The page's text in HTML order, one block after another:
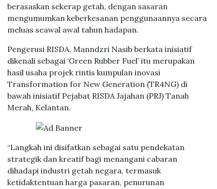
berasaskan sekerap getah, dengan sasaran
mengumumkan keberkesanan penggunaannya secara
meluas seawal awal tahun hadapan.
Pengerusi RISDA, Manndzri Nasib berkata inisiatif
dikenali sebagai ‘Green Rubber Fuel’ itu merupakan
hasil usaha projek rintis kumpulan inovasi
Transformation for New Generation (TR4NG) di
bawah inisiatif Pejabat RISDA Jajahan (PRJ) Tanah
Merah, Kelantan.
“Langkah ini disifatkan sebagai satu pendekatan
strategik dan kreatif bagi menangani cabaran
dihadapi industri getah negara, termasuk
ketidaktentuan harga pasaran, penurunan